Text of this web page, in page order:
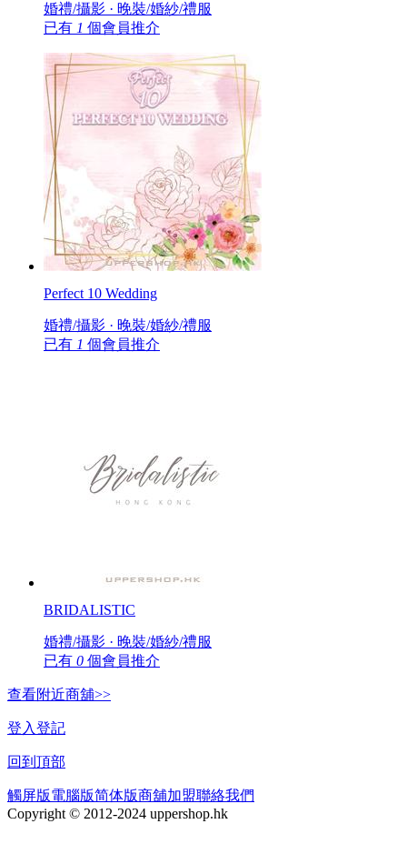
婚禮/攝影 · 晚裝/婚紗/禮服
已有 1 個會員推介
Perfect 10 Wedding
婚禮/攝影 · 晚裝/婚紗/禮服
已有 1 個會員推介
BRIDALISTIC
婚禮/攝影 · 晚裝/婚紗/禮服
已有 0 個會員推介
查看附近商舖>>
登入登記
回到頂部
觸屏版電腦版简体版商舖加盟聯絡我們
Copyright © 2012-2024 uppershop.hk